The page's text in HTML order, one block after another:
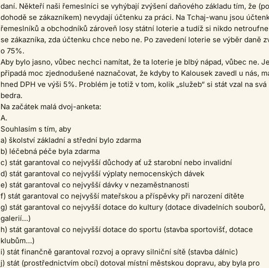
daní. Někteří naši řemeslníci se vyhýbají zvýšení daňového základu tím, že (po
dohodě se zákazníkem) nevydají účtenku za práci. Na Tchaj-wanu jsou
řemeslníků a obchodníků zároveň losy státní loterie a tudíž si nikdo
se zákazníka, zda účtenku chce nebo ne. Po zavedení loterie se výběr daně
o 75%.
Aby bylo jasno, vůbec nechci namítat, že ta loterie je blbý nápad, vůbec ne.
připadá moc zjednodušené naznačovat, že kdyby to Kalousek zavedl u nás,
hned DPH ve výši 5%. Problém je totiž v tom, kolik „služeb“ si stát vzal na svá
bedra.
Na začátek malá dvoj-anketa:
A.
Souhlasím s tím, aby
a) školství základní a střední bylo zdarma
b) léčebná péče byla zdarma
c) stát garantoval co nejvyšší důchody ať už starobní nebo invalidní
d) stát garantoval co nejvyšší výplaty nemocenských dávek
e) stát garantoval co nejvyšší dávky v nezaměstnanosti
f) stát garantoval co nejvyšší mateřskou a příspěvky při narození dítěte
g) stát garantoval co nejvyšší dotace do kultury (dotace divadelních souborů,
galerií…)
h) stát garantoval co nejvyšší dotace do sportu (stavba sportovišť, dotace
klubům…)
i) stát finančně garantoval rozvoj a opravy silniční sítě (stavba dálnic)
j) stát (prostřednictvím obcí) dotoval místní městskou dopravu, aby byla pro